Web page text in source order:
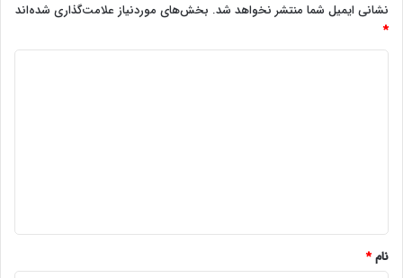
نشانی ایمیل شما منتشر نخواهد شد. بخش‌های موردنیاز علامت‌گذاری شده‌اند
*
نام*